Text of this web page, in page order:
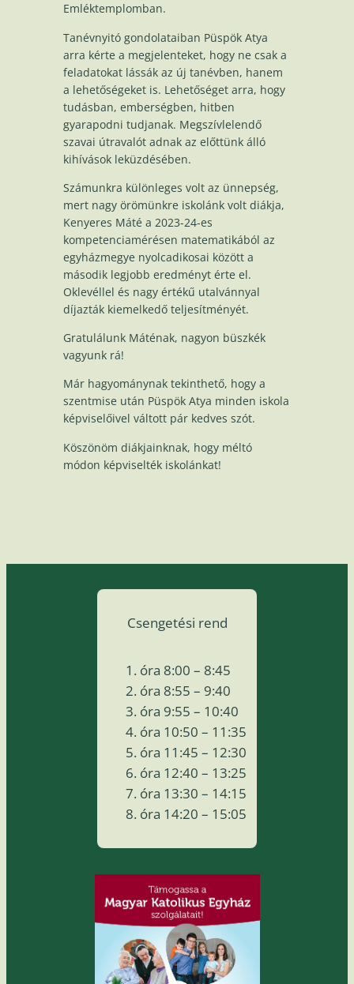
Emléktemplomban.
Tanévnyitó gondolataiban Püspök Atya
arra kérte a megjelenteket, hogy ne csak a
feladatokat lássák az új tanévben, hanem
a lehetőségeket is. Lehetőséget arra, hogy
tudásban, emberségben, hitben
gyarapodni tudjanak. Megszívlelendő
szavai útravalót adnak az előttünk álló
kihívások leküzdésében.
Számunkra különleges volt az ünnepség,
mert nagy örömünkre iskolánk volt diákja,
Kenyeres Máté a 2023-24-es
kompetenciamérésen matematikából az
egyházmegye nyolcadikosai között a
második legjobb eredményt érte el.
Oklevéllel és nagy értékű utalvánnyal
díjazták kiemelkedő teljesítményét.
Gratulálunk Máténak, nagyon büszkék
vagyunk rá!
Már hagyománynak tekinthető, hogy a
szentmise után Püspök Atya minden iskola
képviselőivel váltott pár kedves szót.
Köszönöm diákjainknak, hogy méltó
módon képviselték iskolánkat!
Csengetési rend
óra 8:00 – 8:45
óra 8:55 – 9:40
óra 9:55 – 10:40
óra 10:50 – 11:35
óra 11:45 – 12:30
óra 12:40 – 13:25
óra 13:30 – 14:15
óra 14:20 – 15:05